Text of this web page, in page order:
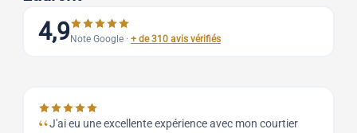
4,9Note Google · + de 310 avis vérifiés
J'ai eu une excellente expérience avec mon courtier